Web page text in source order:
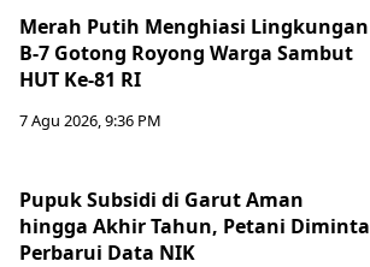
Merah Putih Menghiasi Lingkungan
B-7 Gotong Royong Warga Sambut
HUT Ke-81 RI
7 Agu 2026, 9:36 PM
Pupuk Subsidi di Garut Aman
hingga Akhir Tahun, Petani Diminta
Perbarui Data NIK